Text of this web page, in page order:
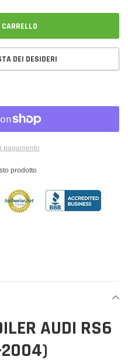
DEI DESIDERI
pagamento
prodotto
AUDI RS6
2004)